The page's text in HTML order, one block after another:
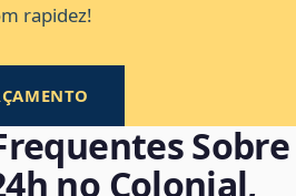
rapidez!
Sobre
no Colonial,